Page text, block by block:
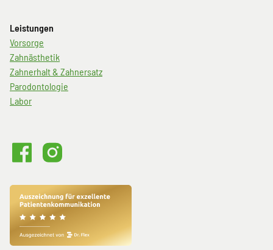
Leistungen
Navigation
überspringen
Vorsorge
Zahnästhetik
Zahnerhalt & Zahnersatz
Parodontologie
Labor
Volme101
bei